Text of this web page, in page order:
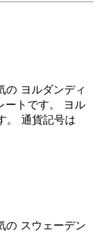
の ヨルダンディ
ートです。 ヨル
。 通貨記号は
の スウェーデン